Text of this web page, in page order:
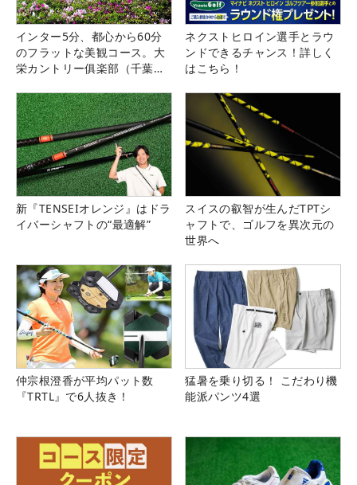
インター5分、都心から60分
のフラットな美観コース。大
栄カントリー俱楽部（千葉
ネクストヒロイン選手とラウ
ンドできるチャンス！詳しく
はこちら！
新『TENSEIオレンジ』はドラ
イバーシャフトの“最適解”
スイスの叡智が生んだTPTシ
ャフトで、ゴルフを異次元の
世界へ
仲宗根澄香が平均パット数
『TRTL』で6人抜き！
猛暑を乗り切る！ こだわり機
能派パンツ4選